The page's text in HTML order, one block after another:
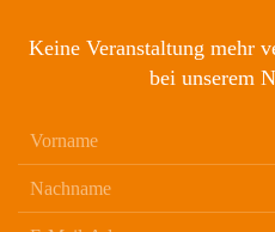
Keine Veranstaltung mehr
bei unserem